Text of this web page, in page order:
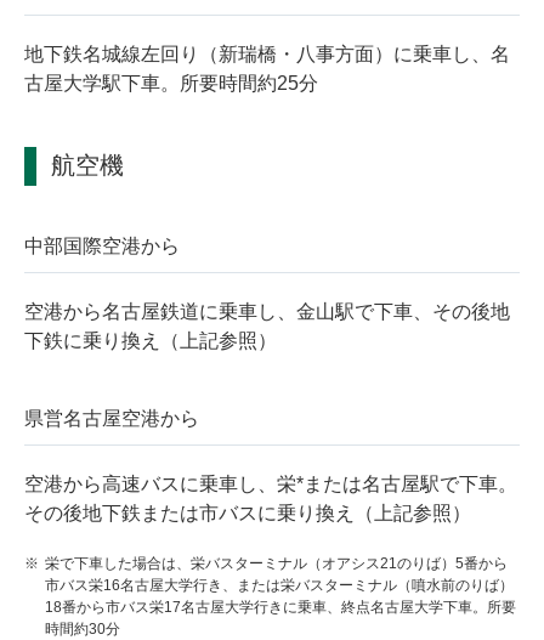
地下鉄名城線左回り（新瑞橋・八事方面）に乗車し、名
古屋大学駅下車。所要時間約25分
航空機
中部国際空港から
空港から名古屋鉄道に乗車し、金山駅で下車、その後地
下鉄に乗り換え（上記参照）
県営名古屋空港から
空港から高速バスに乗車し、栄*または名古屋駅で下車。
その後地下鉄または市バスに乗り換え（上記参照）
栄で下車した場合は、栄バスターミナル（オアシス21のりば）5番から
市バス栄16名古屋大学行き、または栄バスターミナル（噴水前のりば）
18番から市バス栄17名古屋大学行きに乗車、終点名古屋大学下車。所要
時間約30分